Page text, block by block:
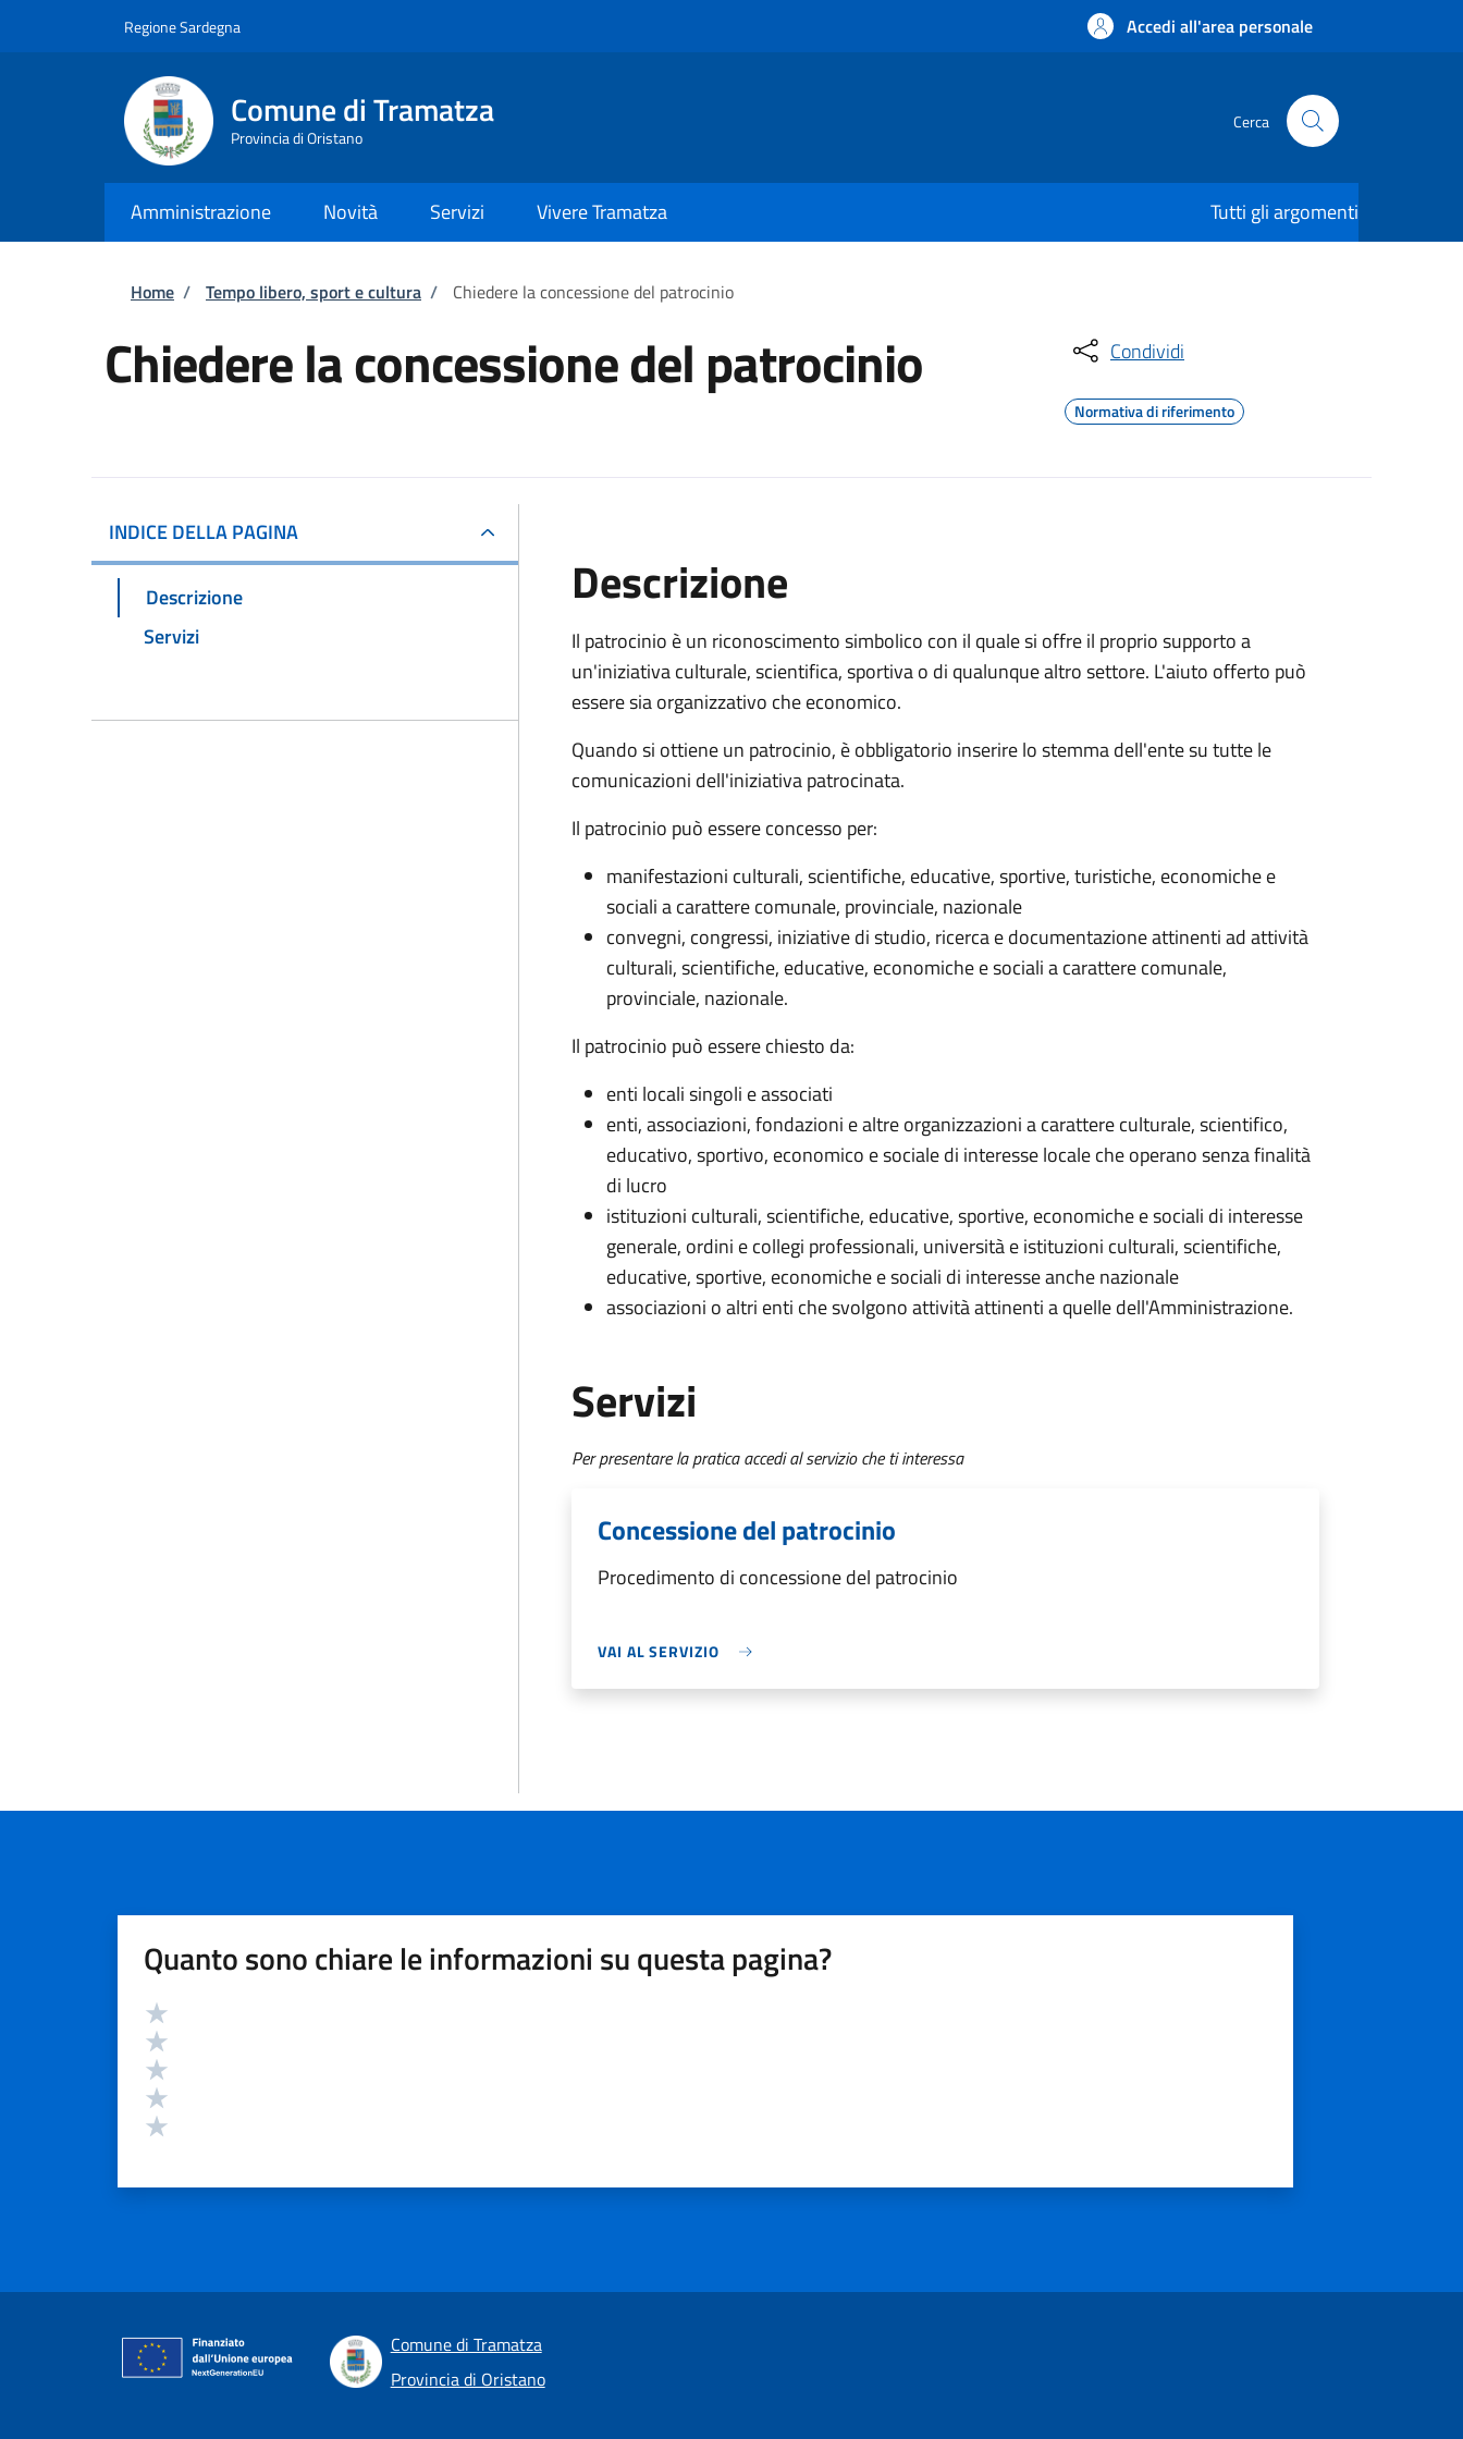
Regione Sardegna Accedi all'area personale
Comune di Tramatza
Provincia di Oristano
Cerca
Amministrazione Novità Servizi Vivere Tramatza Tutti gli argomenti
Briciole di pane
Home / Tempo libero, sport e cultura / Chiedere la concessione del patrocinio
Chiedere la concessione del patrocinio Condividi
Normativa di riferimento
INDICE DELLA PAGINA
Descrizione
Servizi
Descrizione
Il patrocinio è un riconoscimento simbolico con il quale si offre il proprio supporto a
un'iniziativa culturale, scientifica, sportiva o di qualunque altro settore. L'aiuto offerto può
essere sia organizzativo che economico.
Quando si ottiene un patrocinio, è obbligatorio inserire lo stemma dell'ente su tutte le
comunicazioni dell'iniziativa patrocinata.
Il patrocinio può essere concesso per:
manifestazioni culturali, scientifiche, educative, sportive, turistiche, economiche e
sociali a carattere comunale, provinciale, nazionale
convegni, congressi, iniziative di studio, ricerca e documentazione attinenti ad attività
culturali, scientifiche, educative, economiche e sociali a carattere comunale,
provinciale, nazionale.
Il patrocinio può essere chiesto da:
enti locali singoli e associati
enti, associazioni, fondazioni e altre organizzazioni a carattere culturale, scientifico,
educativo, sportivo, economico e sociale di interesse locale che operano senza finalità
di lucro
istituzioni culturali, scientifiche, educative, sportive, economiche e sociali di interesse
generale, ordini e collegi professionali, università e istituzioni culturali, scientifiche,
educative, sportive, economiche e sociali di interesse anche nazionale
associazioni o altri enti che svolgono attività attinenti a quelle dell'Amministrazione.
Servizi
Per presentare la pratica accedi al servizio che ti interessa
Concessione del patrocinio
Procedimento di concessione del patrocinio
VAI AL SERVIZIO
Quanto sono chiare le informazioni su questa pagina?
Valutazione
Comune di Tramatza
Provincia di Oristano